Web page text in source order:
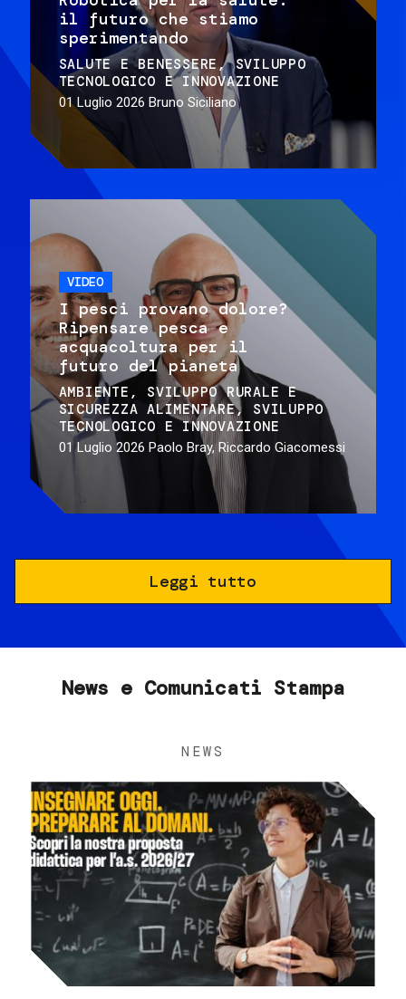
il futuro che stiamo
sperimentando
SALUTE E BENESSERE
SVILUPPO
TECNOLOGICO E INNOVAZIONE
01 Luglio 2026 Bruno Siciliano
VIDEO
I pesci provano dolore?
Ripensare pesca e
acquacoltura per il
futuro del pianeta
AMBIENTE
SVILUPPO RURALE E
SICUREZZA ALIMENTARE
SVILUPPO
TECNOLOGICO E INNOVAZIONE
01 Luglio 2026 Paolo Bray, Riccardo Giacomessi
Leggi tutto
News e Comunicati Stampa
NEWS